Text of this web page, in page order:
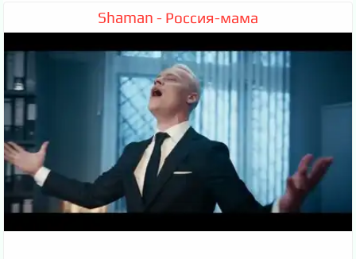
Shaman - Россия-мама